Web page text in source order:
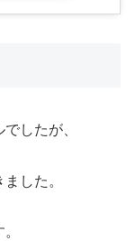
したが、
した。